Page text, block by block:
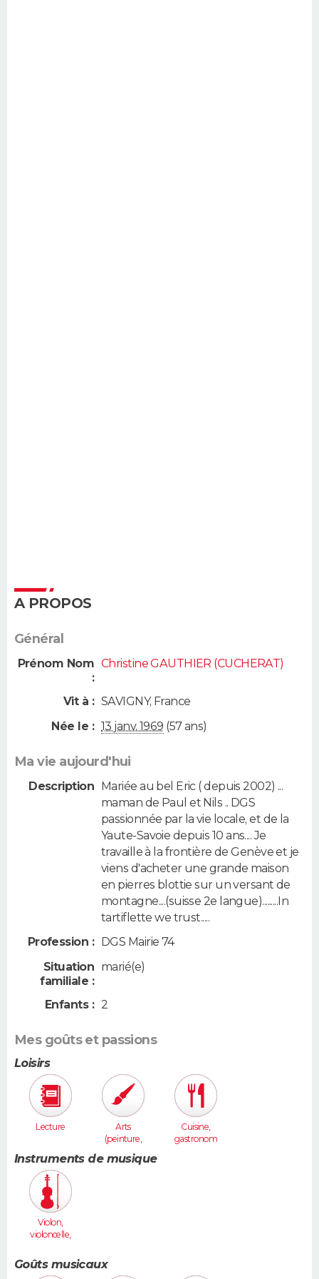
A PROPOS
Général
Prénom Nom
:
Christine GAUTHIER (CUCHERAT)
Vit à : SAVIGNY, France
Née le : 13 janv. 1969 (57 ans)
Ma vie aujourd'hui
Description Mariée au bel Eric ( depuis 2002) ...
maman de Paul et Nils .. DGS
passionnée par la vie locale, et de la
Yaute-Savoie depuis 10 ans.... Je
travaille à la frontière de Genève et je
viens d'acheter une grande maison
en pierres blottie sur un versant de
montagne....(suisse 2e langue).........In
tartiflette we trust.....
Profession :
DGS Mairie 74
Situation
familiale :
marié(e)
Enfants : 2
Mes goûts et passions
Loisirs
Lecture
Arts
(peinture,
sculpture...
)
Cuisine,
gastronom
Instruments de musique
Violon,
violoncelle,
Goûts musicaux